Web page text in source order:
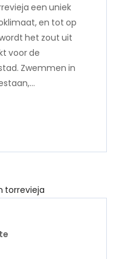
een uniek
en tot op
het zout uit
voor de
Zwemmen in